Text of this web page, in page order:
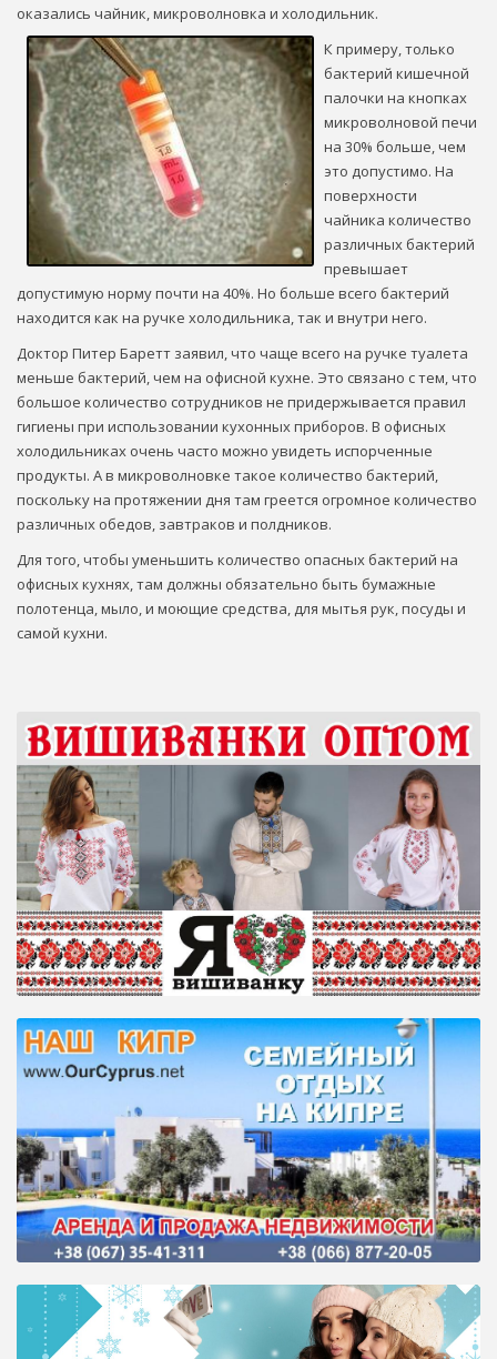
оказались чайник, микроволновка и холодильник.
К примеру, только
бактерий кишечной
палочки на кнопках
микроволновой печи
на 30% больше, чем
это допустимо. На
поверхности
чайника количество
различных бактерий
превышает
допустимую норму почти на 40%. Но больше всего бактерий
находится как на ручке холодильника, так и внутри него.
Доктор Питер Баретт заявил, что чаще всего на ручке туалета
меньше бактерий, чем на офисной кухне. Это связано с тем, что
большое количество сотрудников не придержывается правил
гигиены при использовании кухонных приборов. В офисных
холодильниках очень часто можно увидеть испорченные
продукты. А в микроволновке такое количество бактерий,
поскольку на протяжении дня там греется огромное количество
различных обедов, завтраков и полдников.
Для того, чтобы уменьшить количество опасных бактерий на
офисных кухнях, там должны обязательно быть бумажные
полотенца, мыло, и моющие средства, для мытья рук, посуды и
самой кухни.